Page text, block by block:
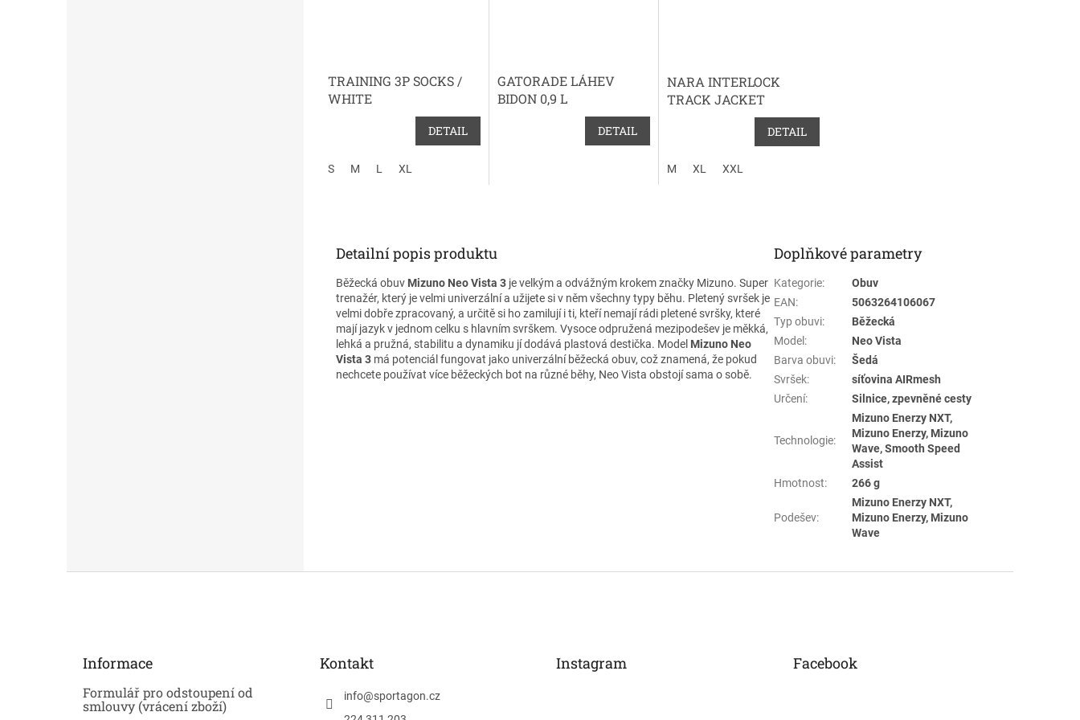
TRAINING 3P SOCKS /
WHITE
DETAIL
S M L XL
GATORADE LÁHEV
BIDON 0,9 L
DETAIL
NARA INTERLOCK
TRACK JACKET
DETAIL
M XL XXL
Detailní popis produktu
Běžecká obuv Mizuno Neo Vista 3 je velkým a odvážným krokem značky Mizuno. Super
trenažér, který je velmi univerzální a užijete si v něm všechny typy běhu. Pletený svršek je
velmi dobře zpracovaný, a určitě si ho zamilují i ti, kteří nemají rádi pletené svršky, které
mají jazyk v jednom celku s hlavním svrškem. Vysoce odpružená mezipodešev je měkká,
lehká a pružná, stabilitu a dynamiku jí dodává plastová destička. Model Mizuno Neo
Vista 3 má potenciál fungovat jako univerzální běžecká obuv, což znamená, že pokud
nechcete používat více běžeckých bot na různé běhy, Neo Vista obstojí sama o sobě.
Doplňkové parametry
Kategorie:
Obuv
EAN:
5063264106067
Typ obuvi:
Běžecká
Model:
Neo Vista
Barva obuvi:
Šedá
Svršek:
síťovina AIRmesh
Určení: Silnice, zpevněné cesty
Technologie:
Mizuno Enerzy NXT,
Mizuno Enerzy, Mizuno
Wave, Smooth Speed
Assist
Hmotnost: 266 g
Podešev:
Mizuno Enerzy NXT,
Mizuno Enerzy, Mizuno
Wave
Informace
Formulář pro odstoupení od
smlouvy (vrácení zboží)
Kontakt
info@sportagon.cz
Instagram Facebook